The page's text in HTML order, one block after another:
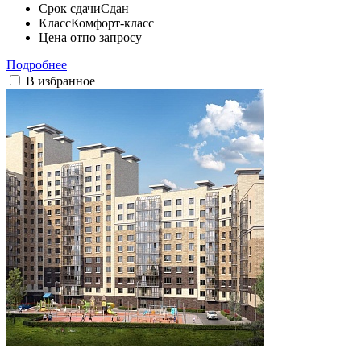
Срок сдачиСдан
КлассКомфорт-класс
Цена отпо запросу
Подробнее
В избранное